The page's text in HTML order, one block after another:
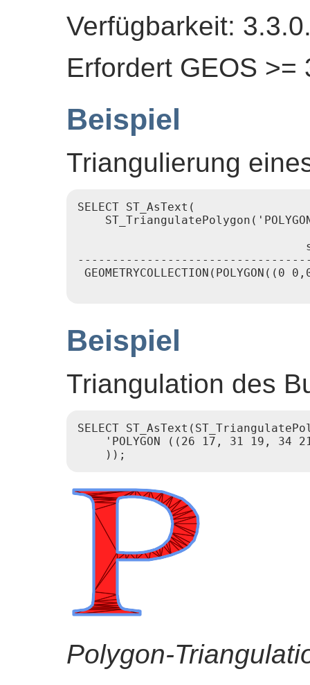
Verfügbarkeit:
Erfordert GEOS >=
Beispiel
Triangulierung
SELECT ST_AsText(
Beispiel
Triangulation des
SELECT
'POLYGON ((26 17, 31 19, 34
Polygon-